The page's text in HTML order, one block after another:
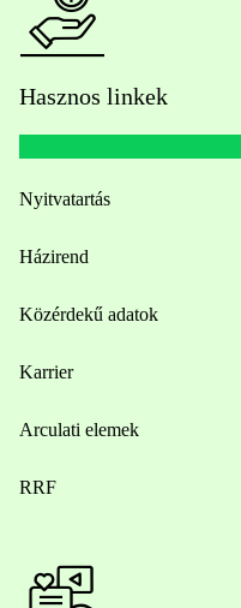
Hasznos linkek
Nyitvatartás
Házirend
Közérdekű adatok
Karrier
Arculati elemek
RRF